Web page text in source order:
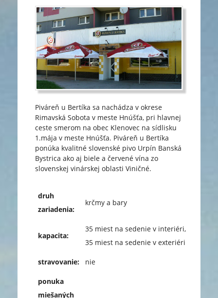
Piváreň u Bertíka sa nachádza v okrese
Rimavská Sobota v meste Hnúšťa, pri hlavnej
ceste smerom na obec Klenovec na sídlisku
1.mája v meste Hnúšťa. Piváreň u Bertíka
ponúka kvalitné slovenské pivo Urpín Banská
Bystrica ako aj biele a červené vína zo
slovenskej vinárskej oblasti Viničné.
druh
zariadenia:
krčmy a bary
kapacita:
35 miest na sedenie v interiéri,
35 miest na sedenie v exteriéri
stravovanie: nie
ponuka
miešaných